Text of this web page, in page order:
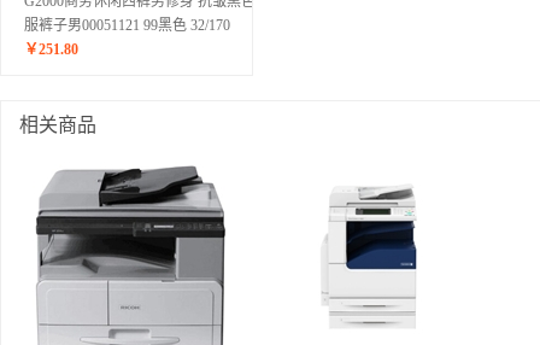
服裤子男00051121 99黑色 32/170
￥251.80
相关商品